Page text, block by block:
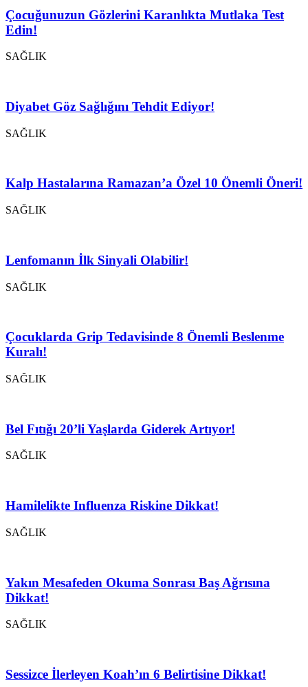
Çocuğunuzun Gözlerini Karanlıkta Mutlaka Test
Edin!
SAĞLIK
Diyabet Göz Sağlığını Tehdit Ediyor!
SAĞLIK
Kalp Hastalarına Ramazan’a Özel 10 Önemli Öneri!
SAĞLIK
Lenfomanın İlk Sinyali Olabilir!
SAĞLIK
Çocuklarda Grip Tedavisinde 8 Önemli Beslenme
Kuralı!
SAĞLIK
Bel Fıtığı 20’li Yaşlarda Giderek Artıyor!
SAĞLIK
Hamilelikte Influenza Riskine Dikkat!
SAĞLIK
Yakın Mesafeden Okuma Sonrası Baş Ağrısına
Dikkat!
SAĞLIK
Sessizce İlerleyen Koah’ın 6 Belirtisine Dikkat!